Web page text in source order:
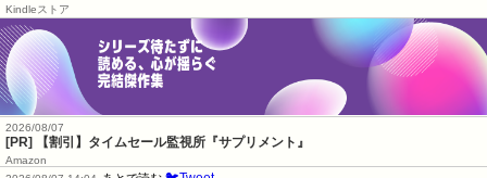
Kindleストア
2026/08/07
[PR] 【割引】タイムセール監視所『サプリメント』
Amazon